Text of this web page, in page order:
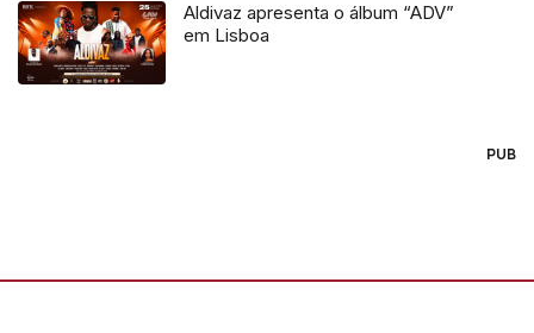
Aldivaz apresenta o álbum “ADV”
em Lisboa
PUB